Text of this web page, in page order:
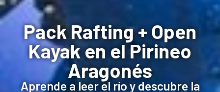
Pack Rafting + Open
Kayak en el Pirineo
Aragonés
Aprende a leer el río y descubre la